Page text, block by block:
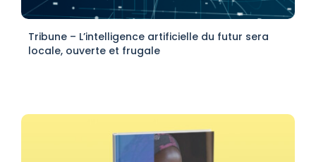
Tribune – L’intelligence artificielle du futur sera
locale, ouverte et frugale